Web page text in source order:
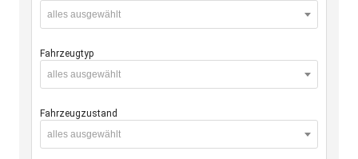
alles ausgewählt
Fahrzeugtyp
alles ausgewählt
Fahrzeugzustand
alles ausgewählt